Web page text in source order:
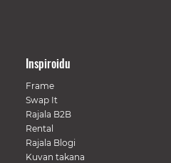
Inspiroidu
Frame
Swap It
Rajala B2B
Rental
Rajala Blogi
Kuvan takana